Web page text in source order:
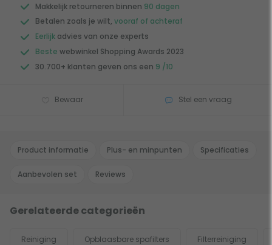
Makkelijk retourneren binnen 90 dagen
Betalen zoals je wilt, vooraf of achteraf
Eerlijk advies van onze experts
Beste webwinkel Shopping Awards 2023
30.700+ klanten geven ons een 9 /10
Bewaar Stel een vraag
Product informatie Plus- en minpunten Specificaties
Aanbevolen set Reviews
Gerelateerde categorieën
Reiniging Opblaasbare spafilters Filterreiniging